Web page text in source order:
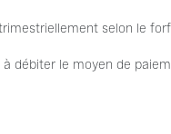
selon le
débiter le moyen de